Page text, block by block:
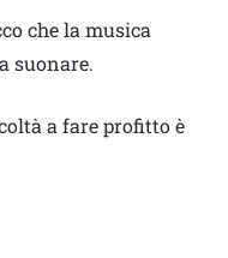
che la musica
suonare.
a fare profitto è